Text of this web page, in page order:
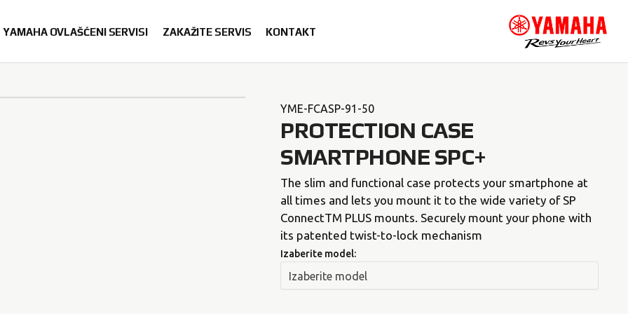
YAMAHA OVLAŠĆENI SERVISI ZAKAŽITE SERVIS KONTAKT
YME-FCASP-91-50
Izaberite model:
PROTECTION CASE
SMARTPHONE SPC+
The slim and functional case protects your smartphone at
all times and lets you mount it to the wide variety of SP
ConnectTM PLUS mounts. Securely mount your phone with
its patented twist-to-lock mechanism